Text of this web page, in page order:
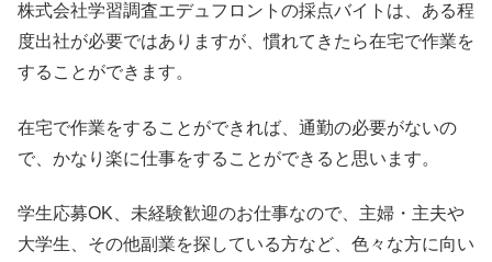
株式会社学習調査エデュフロントの採点バイトは、ある程
度出社が必要ではありますが、慣れてきたら在宅で作業を
することができます。
在宅で作業をすることができれば、通勤の必要がないの
で、かなり楽に仕事をすることができると思います。
学生応募OK、未経験歓迎のお仕事なので、主婦・主夫や
大学生、その他副業を探している方など、色々な方に向い